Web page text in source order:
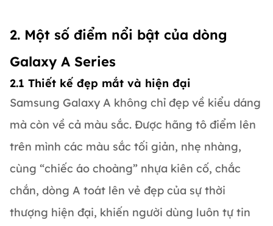
2. Một số điểm nổi bật của dòng
Galaxy A Series
2.1 Thiết kế đẹp mắt và hiện đại
Samsung Galaxy A không chỉ đẹp về kiểu dáng
mà còn về cả màu sắc. Được hãng tô điểm lên
trên mình các màu sắc tối giản, nhẹ nhàng,
cùng “chiếc áo choàng” nhựa kiên cố, chắc
chắn, dòng A toát lên vẻ đẹp của sự thời
thượng hiện đại, khiến người dùng luôn tự tin